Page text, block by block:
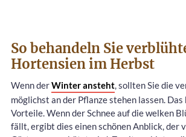
So behandeln Sie
Hortensien im Herbst
Wenn derWinter ansteht, sollten Sie die
möglichst an der Pflanze stehen lassen.
Vorteile. Wenn der Schnee auf die welken
fällt, ergibt dies einen schönen Anblick, der